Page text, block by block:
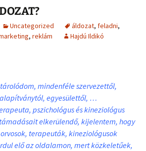
Uncategorized áldozat, feladni,
, reklám Hajdú Ildikó
mindenféle szervezettől,
egyesülettől, …
pszichológus és kineziológus
elkerülendő, kijelentem, hogy
terapeuták, kineziológusok
elő az oldalamon, mert közkeletűek,